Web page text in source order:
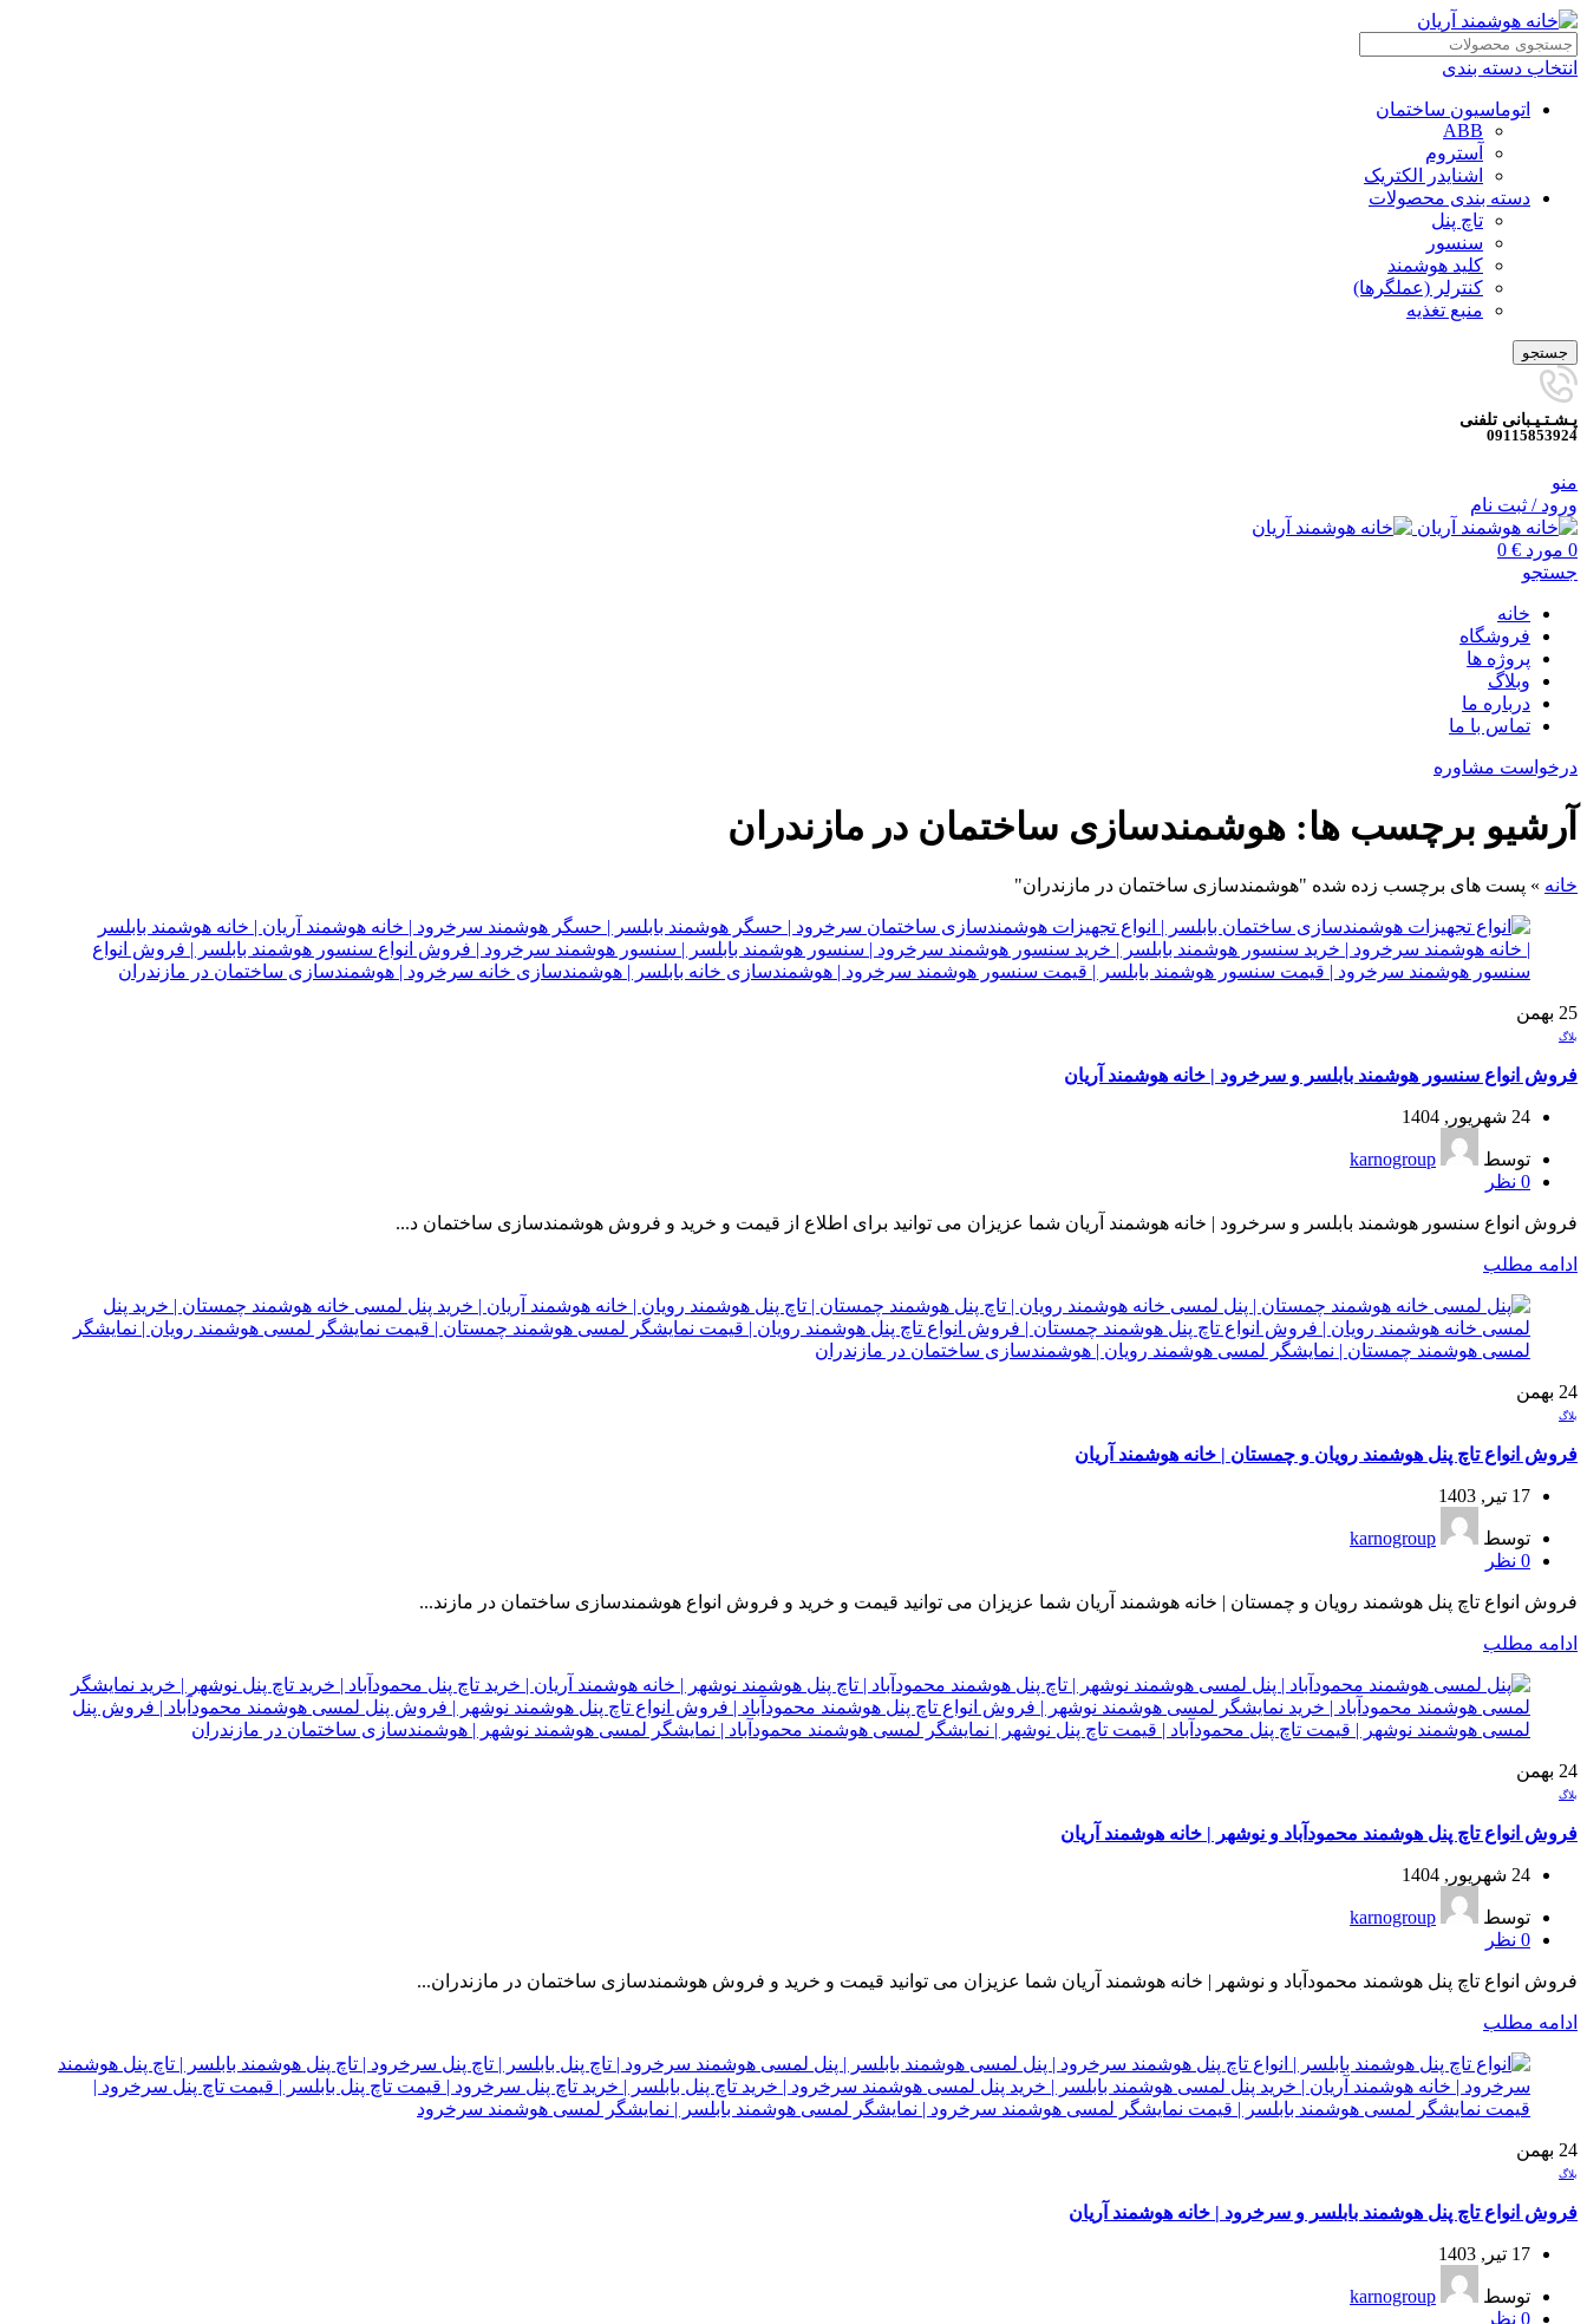
انتخاب دسته بندی
اتوماسیون ساختمان
ABB
آستروم
اشنایدر الکتریک
دسته بندی محصولات
تاچ پنل
سنسور
کلید هوشمند
کنترلر (عملگرها)
منبع تغذیه
جستجو
پـشـتـیـبانی تلفنی
09115853924
منو
ورود / ثبت نام
0 مورد 0 €
جستجو
خانه
فروشگاه
پروژه ها
وبلاگ
درباره ما
تماس با ما
درخواست مشاوره
آرشیو برچسب ها: هوشمندسازی ساختمان در مازندران
خانه » پست های برچسب زده شده "هوشمندسازی ساختمان در مازندران"
25 بهمن
بلاگ
فروش انواع سنسور هوشمند بابلسر و سرخرود | خانه هوشمند آریان
24 شهریور, 1404
توسط
karnogroup
0 نظر
فروش انواع سنسور هوشمند بابلسر و سرخرود | خانه هوشمند آریان شما عزیزان می توانید برای اطلاع از قیمت و خرید و فروش هوشمندسازی ساختمان د...
ادامه مطلب
24 بهمن
بلاگ
فروش انواع تاچ پنل هوشمند رویان و چمستان | خانه هوشمند آریان
17 تیر, 1403
توسط
karnogroup
0 نظر
فروش انواع تاچ پنل هوشمند رویان و چمستان | خانه هوشمند آریان شما عزیزان می توانید قیمت و خرید و فروش انواع هوشمندسازی ساختمان در مازند...
ادامه مطلب
24 بهمن
بلاگ
فروش انواع تاچ پنل هوشمند محمودآباد و نوشهر | خانه هوشمند آریان
24 شهریور, 1404
توسط
karnogroup
0 نظر
فروش انواع تاچ پنل هوشمند محمودآباد و نوشهر | خانه هوشمند آریان شما عزیزان می توانید قیمت و خرید و فروش هوشمندسازی ساختمان در مازندران...
ادامه مطلب
24 بهمن
بلاگ
فروش انواع تاچ پنل هوشمند بابلسر و سرخرود | خانه هوشمند آریان
17 تیر, 1403
توسط
karnogroup
0 نظر